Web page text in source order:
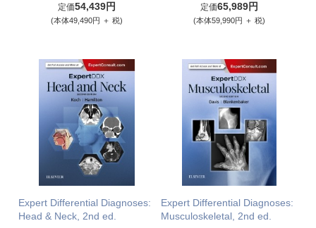
定価54,439円
(本体49,490円 ＋ 税)
定価65,989円
(本体59,990円 ＋ 税)
Expert Differential Diagnoses:
Head & Neck, 2nd ed.
Expert Differential Diagnoses:
Musculoskeletal, 2nd ed.